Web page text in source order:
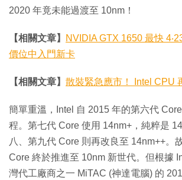
2020 年竟未能過渡至 10nm！
【相關文章】
NVIDIA GTX 1650 最快
價位中入門新卡
【相關文章】 散裝緊急應市！ Intel CPU
簡單重溫，Intel 自 2015 年的第六代
程。第七代 Core 使用 14nm+，純粹是
八、第九代 Core 則再改良至 14nm++。
Core 終於推進至 10nm 新世代。但根據
灣代工廠商之一 MiTAC (神達電腦) 的